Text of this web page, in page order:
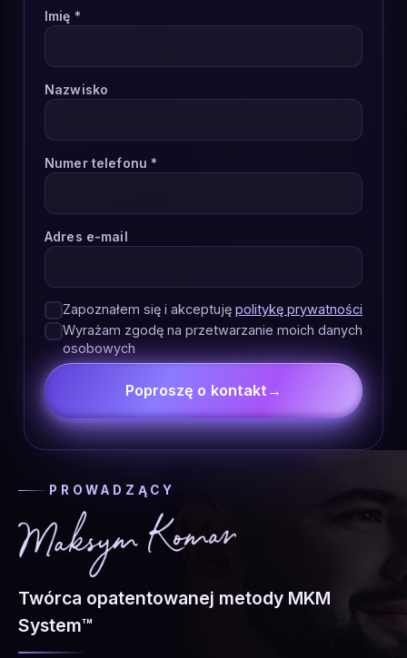
Imię *
Nazwisko
Numer telefonu *
Adres e-mail
Zapoznałem się i akceptuję politykę prywatności
Wyrażam zgodę na przetwarzanie moich danych
osobowych
Poproszę o kontakt →
PROWADZĄCY
Twórca opatentowanej metody MKM
System™